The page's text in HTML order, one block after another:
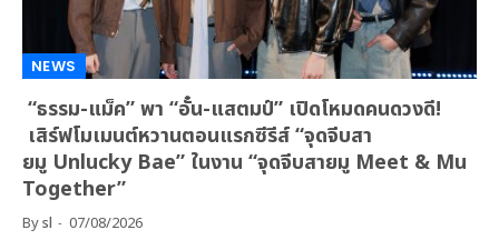
NEWS
“ธรรม-แม็ค” พา “อั๋น-แสตมป์” เปิดโหมดคนดวงดี!
เสิร์ฟโมเมนต์หวานตอนแรกซีรีส์ “จุดจีบสา
ยมู Unlucky Bae” ในงาน “จุดจีบสายมู Meet & Mu
Together”
Bysl 07/08/2026